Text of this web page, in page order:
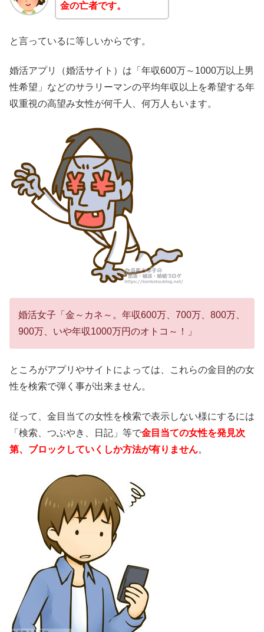
金の亡者です。
と言っているに等しいからです。
婚活アプリ（婚活サイト）は「年収600万～1000万以上男
性希望」などのサラリーマンの平均年収以上を希望する年
収重視の高望み女性が何千人、何万人もいます。
婚活女子「金～カネ～。年収600万、700万、800万、
900万、いや年収1000万円のオトコ～！」
ところがアプリやサイトによっては、これらの金目的の女
性を検索で弾く事が出来ません。
従って、金目当ての女性を検索で表示しない様にするには
「検索、つぶやき、日記」等で金目当ての女性を発見次
第、ブロックしていくしか方法が有りません。